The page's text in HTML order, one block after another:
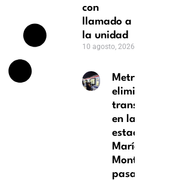
con
llamado a
la unidad
10 agosto, 2026
Metro
elimina
transferencia
en la
estación
María
Montez para
pasajeros